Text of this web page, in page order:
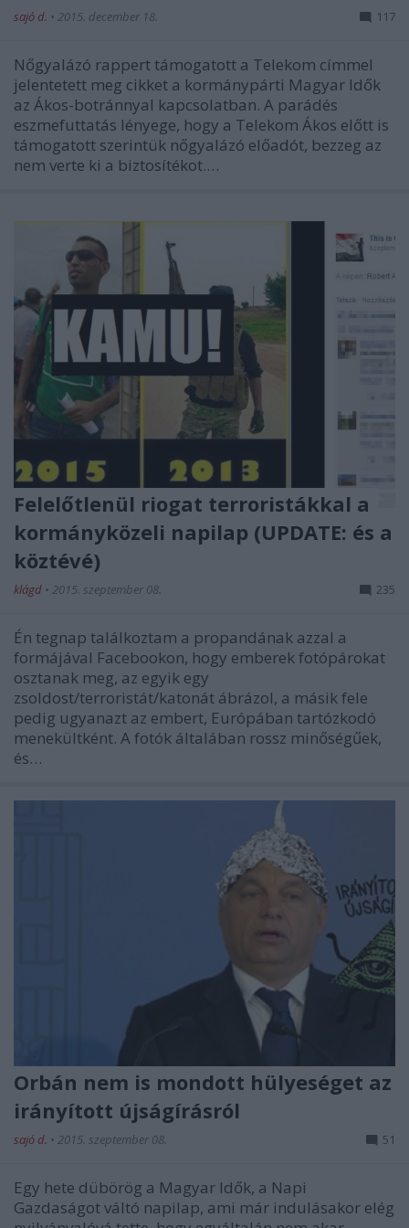
sajó d. • 2015. december 18. 117
Nőgyalázó rappert támogatott a Telekom címmel
jelentetett meg cikket a kormánypárti Magyar Idők
az Ákos-botránnyal kapcsolatban. A parádés
eszmefuttatás lényege, hogy a Telekom Ákos előtt is
támogatott szerintük nőgyalázó előadót, bezzeg az
nem verte ki a biztosítékot.…
Felelőtlenül riogat terroristákkal a
kormányközeli napilap (UPDATE: és a
köztévé)
klágd • 2015. szeptember 08. 235
Én tegnap találkoztam a propandának azzal a
formájával Facebookon, hogy emberek fotópárokat
osztanak meg, az egyik egy
zsoldost/terroristát/katonát ábrázol, a másik fele
pedig ugyanazt az embert, Európában tartózkodó
menekültként. A fotók általában rossz minőségűek,
és…
Orbán nem is mondott hülyeséget az
irányított újságírásról
sajó d. • 2015. szeptember 08. 51
Egy hete dübörög a Magyar Idők, a Napi
Gazdaságot váltó napilap, ami már indulásakor elég